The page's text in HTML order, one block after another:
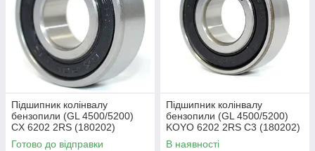
Підшипник колінвалу
бензопили (GL 4500/5200)
CX 6202 2RS (180202)
(15x35x11)
Готово до відправки
Підшипник колінвалу
бензопили (GL 4500/5200)
KOYO 6202 2RS C3 (180202)
(15x35x11)
В наявності